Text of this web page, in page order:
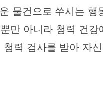
물건으로 쑤시는 행
만 아니라 청력 건
력 검사를 받아 자